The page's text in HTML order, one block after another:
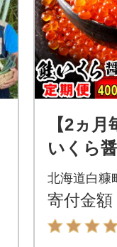
【2ヵ
いくら
北海道白糠
寄付金額